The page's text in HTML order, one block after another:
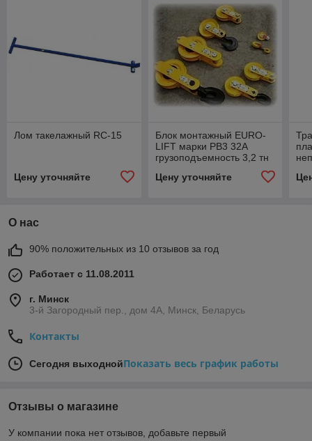
Лом такелажный RC-15
Цену уточняйте
Блок монтажный EURO-
LIFT марки РВ3 32А
грузоподъемность 3,2 тн
Цену уточняйте
О нас
90% положительных из 10 отзывов за год
Работает с 11.08.2011
г. Минск
3-й Загородный пер., дом 4А, Минск, Беларусь
Контакты
Сегодня выходнойПоказать весь график работы
Отзывы о магазине
У компании пока нет отзывов, добавьте первый